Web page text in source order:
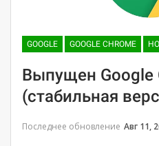
GOOGLE GOOGLE CHROME
Выпущен Google
(стабильная
Последнее обновление Авг 11,